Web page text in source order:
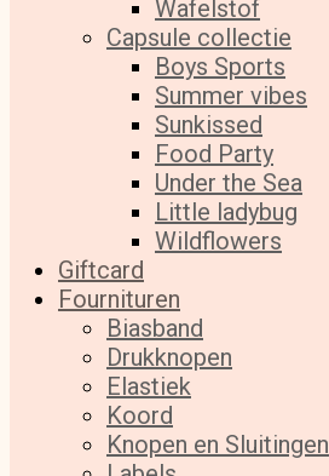
Wafelstof
Capsule collectie
Boys Sports
Summer vibes
Sunkissed
Food Party
Under the Sea
Little ladybug
Wildflowers
Giftcard
Fournituren
Biasband
Drukknopen
Elastiek
Koord
Knopen en Sluitingen